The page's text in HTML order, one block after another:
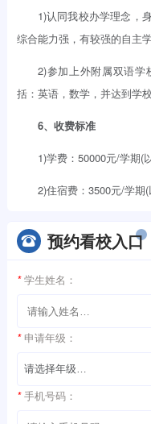
1)认同我校办学理念，
综合能力强，有较强的自主
2)参加上外附属双语学
括：英语，数学，并达到学
6、收费标准
1)学费：50000元/学期(
2)住宿费：3500元/学期
预约看校入口
* 学生姓名：
* 申请年级：
* 手机号码：